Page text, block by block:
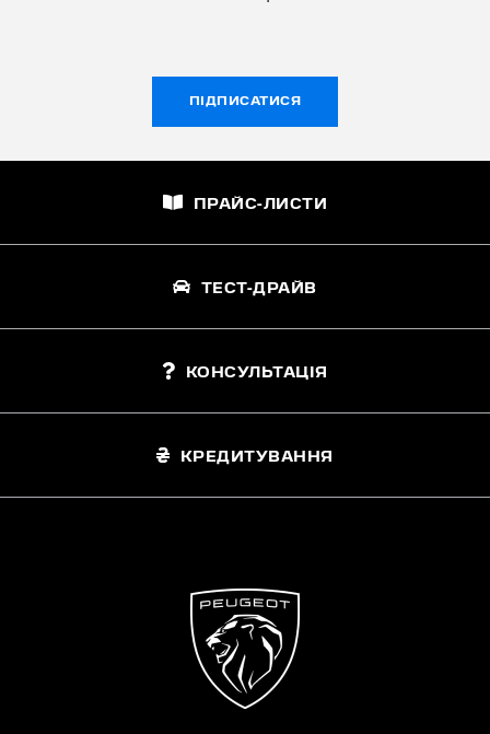
ПІДПИСАТИСЯ
ПРАЙС-ЛИСТИ
ТЕСТ-ДРАЙВ
КОНСУЛЬТАЦІЯ
КРЕДИТУВАННЯ